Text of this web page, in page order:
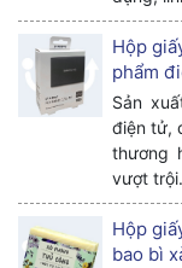
Hộp
phẩm
Sản
điện tử,
thương
vượt trội.
Hộp
bao bì